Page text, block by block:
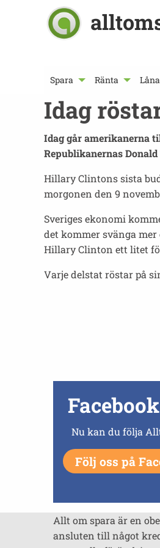
Spara Ränta Låna
Idag
Idag går amerikanerna
Republikanernas
Hillary Clintons sista
morgonen den 9
Sveriges ekonomi
det kommer svänga
Hillary Clinton ett litet
Varje delstat röstar på
Facebook
Nu kan du följa
Följ oss på
Allt om spara är en
ansluten till något